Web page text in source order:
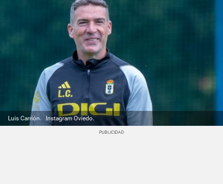
Luis Carrión. Instagram Oviedo.